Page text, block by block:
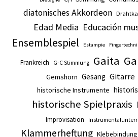
diatonisches Akkordeon
Edad Media Educación
Ensemblespiel Estampie
Frankreich G-C Stimmung Gaita
Gemshorn Gesang Gitarre
historische Instrumente
historische Spielpraxis
Improvisation
Klammerheftung Klebebindung